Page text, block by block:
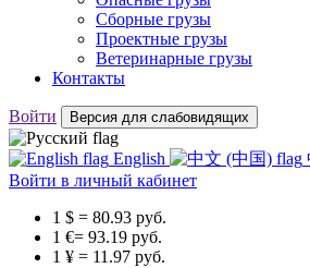
Сборные грузы
Проектные грузы
Ветеринарные грузы
Контакты
Войти Версия для слабовидящих
English
Войти в личный кабинет
1 $ = 80.93 руб.
1 €= 93.19 руб.
1 ¥ = 11.97 руб.